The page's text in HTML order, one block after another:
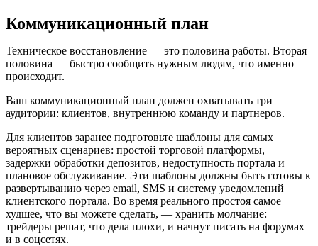
Коммуникационный план
Техническое восстановление — это половина работы. Вторая
половина — быстро сообщить нужным людям, что именно
происходит.
Ваш коммуникационный план должен охватывать три
аудитории: клиентов, внутреннюю команду и партнеров.
Для клиентов заранее подготовьте шаблоны для самых
вероятных сценариев: простой торговой платформы,
задержки обработки депозитов, недоступность портала и
плановое обслуживание. Эти шаблоны должны быть готовы к
развертыванию через email, SMS и систему уведомлений
клиентского портала. Во время реального простоя самое
худшее, что вы можете сделать, — хранить молчание:
трейдеры решат, что дела плохи, и начнут писать на форумах
и в соцсетях.